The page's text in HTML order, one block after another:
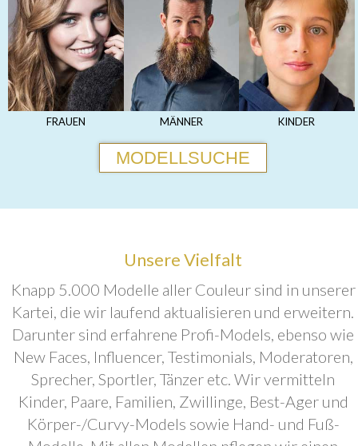
FRAUEN MÄNNER KINDER
MODELLSUCHE
Unsere Vielfalt
Knapp 5.000 Modelle aller Couleur sind in unserer
Kartei, die wir laufend aktualisieren und erweitern.
Darunter sind erfahrene Profi-Models, ebenso wie
New Faces, Influencer, Testimonials, Moderatoren,
Sprecher, Sportler, Tänzer etc. Wir vermitteln
Kinder, Paare, Familien, Zwillinge, Best-Ager und
Körper-/Curvy-Models sowie Hand- und Fuß-